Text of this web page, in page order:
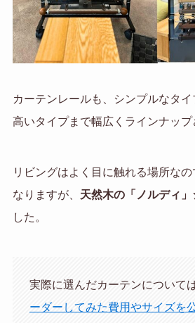
カーテンレールも、シンプルなタ
高いタイプまで幅広くラインナップ
リビングはよく目に触れる場所なの
なりますが、 天然木の「ノルディ
した。
実際に選んだカーテンについては
ーダーしてみた費用やサイズを